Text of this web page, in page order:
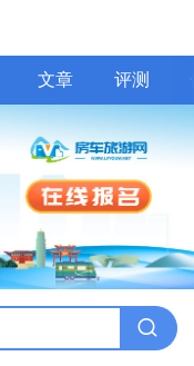
文章 评测